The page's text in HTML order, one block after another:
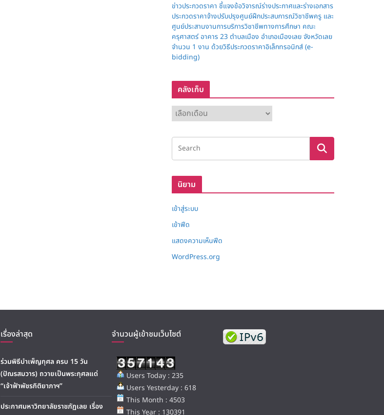
ข่าวประกวดราคา ชี้แจงข้อวิจารณ์ร่างประกาศและร่างเอกสาร
ประกวดราคาจ้างปรับปรุงศูนย์ฝึกประสบการณ์วิชาชีพครู และ
ศูนย์ประสานงานการบริการวิชาชีพทางการศึกษา คณะ
ครุศาสตร์ อาคาร 23 ตำบลเมือง อำเภอเมืองเลย จังหวัดเลย
จำนวน 1 งาน ด้วยวิธีประกวดราคาอิเล็กทรอนิกส์ (e-
bidding)
คลังเก็บ
ลั
ง
ก็
นิยาม
เข้าสู่ระบบ
เข้าฟีด
แสดงความเห็นฟีด
WordPress.org
เรื่องล่าสุด
ร่วมพิธีบำเพ็ญกุศล ครบ 15 วัน
(ปัณรสมวาร) ถวายเป็นพระกุศลแด่
“เจ้าฟ้าพัชรกิติยาภาฯ”
ประกาศมหาวิทยาลัยราชภัฏเลย เรื่อง
จำนวนผู้เข้าชมเว็บไซต์
Users Today : 235
Users Yesterday : 618
This Month : 4503
This Year : 130391